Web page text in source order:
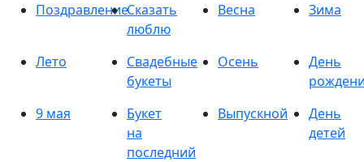
ПоздравлениеСказать
люблю
Весна Зима
Лето
Свадебные
букеты
Осень
День
9 мая
Букет
на
последний
Выпускной
День
детей